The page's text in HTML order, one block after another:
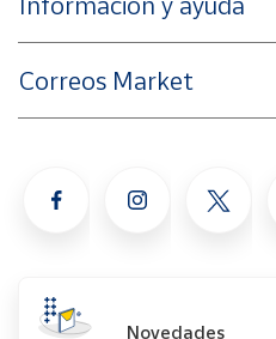
Correos Market
Novedades